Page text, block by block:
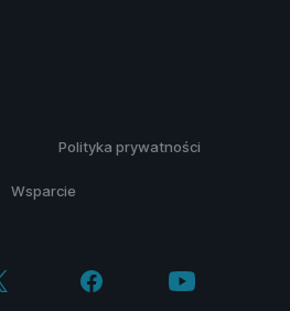
Polityka prywatności
Wsparcie